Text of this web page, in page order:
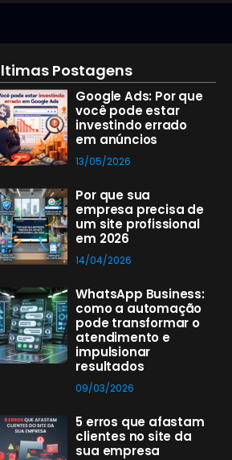
Postagens
Google Ads: Por que
você pode estar
investindo errado
em anúncios
13/05/2026
Por que sua
empresa precisa de
um site profissional
em 2026
14/04/2026
WhatsApp Business:
como a automação
pode transformar o
atendimento e
impulsionar
resultados
09/03/2026
5 erros que afastam
clientes no site da
sua empresa